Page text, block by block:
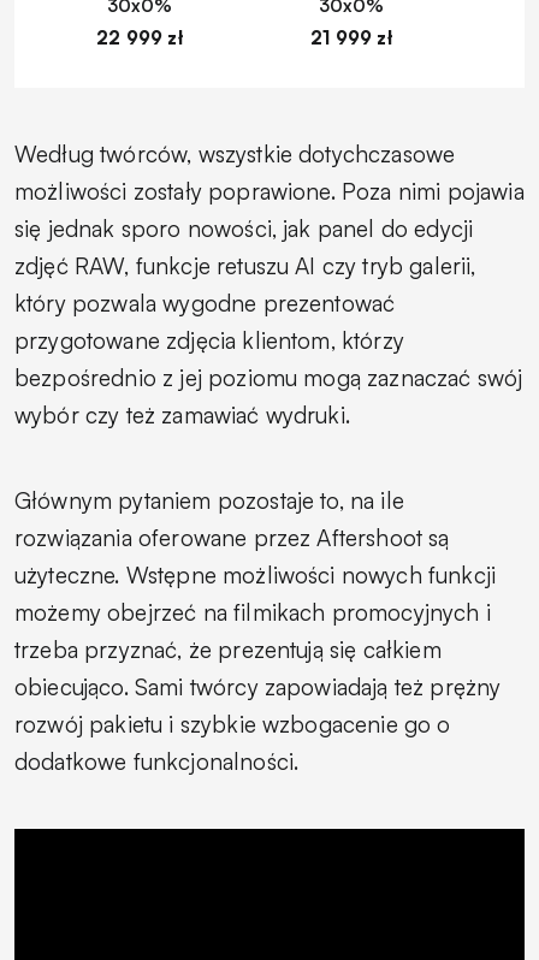
30x0%
22 999 zł
30x0%
21 999 zł
Według twórców, wszystkie dotychczasowe
możliwości zostały poprawione. Poza nimi pojawia
się jednak sporo nowości, jak panel do edycji
zdjęć RAW, funkcje retuszu AI czy tryb galerii,
który pozwala wygodne prezentować
przygotowane zdjęcia klientom, którzy
bezpośrednio z jej poziomu mogą zaznaczać swój
wybór czy też zamawiać wydruki.
Głównym pytaniem pozostaje to, na ile
rozwiązania oferowane przez Aftershoot są
użyteczne. Wstępne możliwości nowych funkcji
możemy obejrzeć na filmikach promocyjnych i
trzeba przyznać, że prezentują się całkiem
obiecująco. Sami twórcy zapowiadają też prężny
rozwój pakietu i szybkie wzbogacenie go o
dodatkowe funkcjonalności.